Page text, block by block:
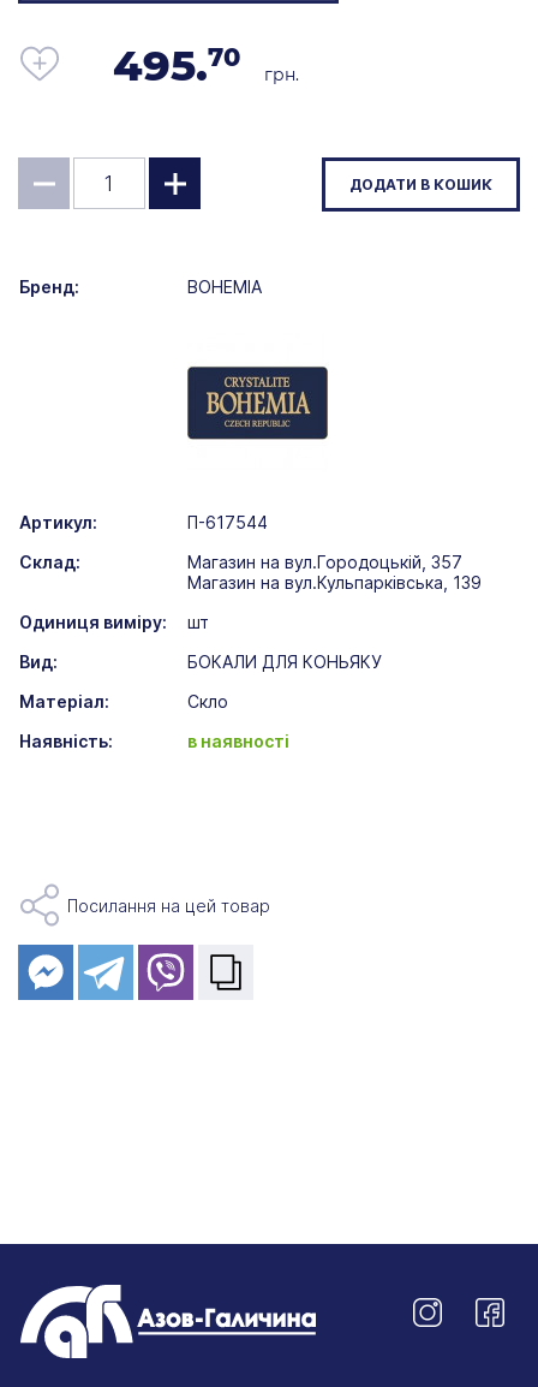
495.70
грн.
ДОДАТИ В КОШИК
Бренд: BOHEMIA
Артикул:
П-617544
Склад:
Магазин на вул.Городоцькій, 357
Магазин на вул.Кульпарківська, 139
Одиниця виміру:
шт
Вид:
БОКАЛИ ДЛЯ КОНЬЯКУ
Матеріал:
Скло
Наявність:
в наявності
Посилання на цей товар